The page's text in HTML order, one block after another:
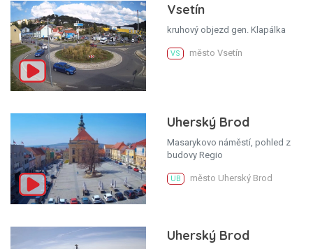
Vsetín
kruhový objezd gen. Klapálka
VS město Vsetín
Uherský Brod
Masarykovo náměstí, pohled z
budovy Regio
UB město Uherský Brod
Uherský Brod